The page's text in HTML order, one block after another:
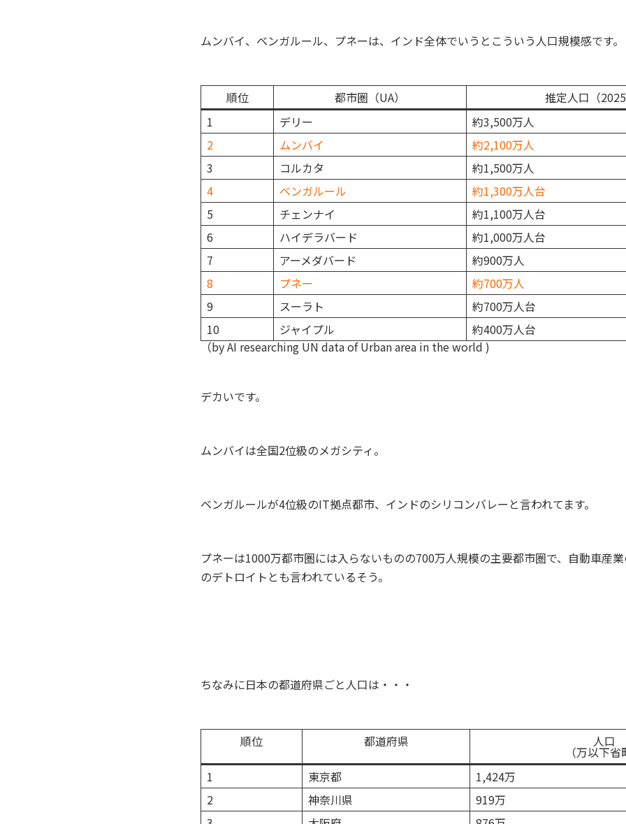
ムンバイ、ベンガルール、プネーは、インド全体でいうとこういう人口規模感です。
順位 都市圏（UA）
推定人口（
1
デリー
約3,500万人
2
ムンバイ
約2,100万人
3
コルカタ
約1,500万人
4
ベンガルール
約1,300万人台
5
チェンナイ
約1,100万人台
6
ハイデラバード
約1,000万人台
7
アーメダバード
約900万人
8
プネー
約700万人
9
スーラト
約700万人台
10
ジャイプル
約400万人台
（by AI researching UN data of Urban area in the world )
デカいです。
ムンバイは全国2位級のメガシティ。
ベンガルールが4位級のIT拠点都市、インドのシリコンバレーと言われてます。
プネーは1000万都市圏には入らないものの700万人規模の主要都市圏で、自動車産
のデトロイトとも言われているそう。
ちなみに日本の都道府県ごと人口は・・・
順位 都道府県 人口
（万以下
1
東京都
1,424万
2
神奈川県
919万